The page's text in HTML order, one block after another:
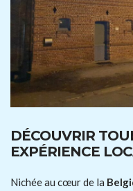
DÉCOUVRIR
EXPÉRIENCE
Nichée au cœur de la